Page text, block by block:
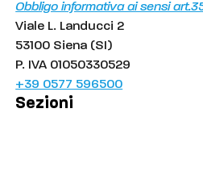
Obbligo informativa ai sensi
Viale L. Landucci 2
53100 Siena (SI)
P. IVA 01050330529
+39 0577 596500
Sezioni